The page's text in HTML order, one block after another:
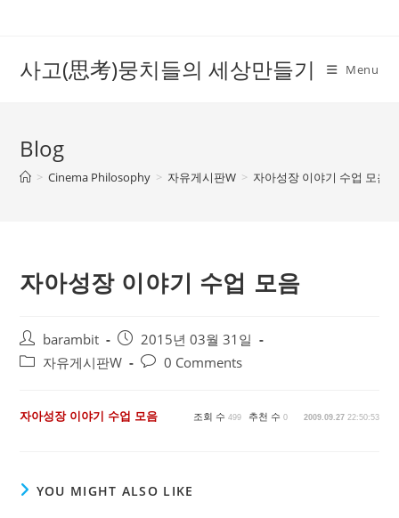
사고(思考)뭉치들의 세상만들기 Menu
Blog
> Cinema Philosophy > 자유게시판W > 자아성장 이야기 수업 모음
자아성장 이야기 수업 모음
Post
author:
barambit
Post
published:
2015년 03월 31일
Post자유게시판W
Post0 Comments
자아성장 이야기 수업 모음 조회 수 499 추천 수 0 2009.09.2722:50:53
YOU MIGHT ALSO LIKE